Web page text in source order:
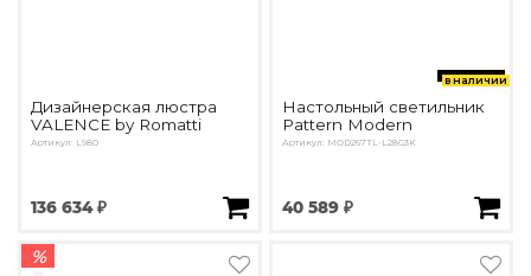
Дизайнерская люстра
VALENCE by Romatti
Артикул: L980
136 634 ₽
в наличии
Настольный светильник
Pattern Modern
Артикул: MOD267TL-L28G3K
40 589 ₽
%